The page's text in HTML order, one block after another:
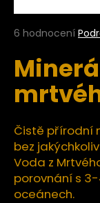
Průměrné
produktu
je
hvězdiček.
6 hodnocení
Čistě přírodní
bez
Voda z
porovnání s
oceánech.
a
j
t
?